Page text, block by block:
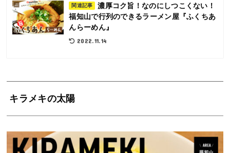
関連記事
濃厚コク旨！なのにしつこくない！
福知山で行列のできるラーメン屋『ふくちあ
んらーめん』
2022.11.14
キラメキの太陽